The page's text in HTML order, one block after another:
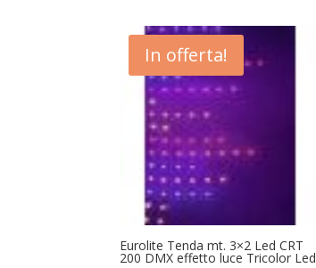
In offerta!
Eurolite Tenda mt. 3×2 Led CRT
200 DMX effetto luce Tricolor Led